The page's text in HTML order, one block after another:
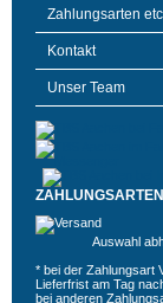
Zahlungsarten
Kontakt
Unser Team
ZAHLUNGSARTEN
Auswahl
* bei der Zahlungsart
Lieferfrist am Tag
bei anderen